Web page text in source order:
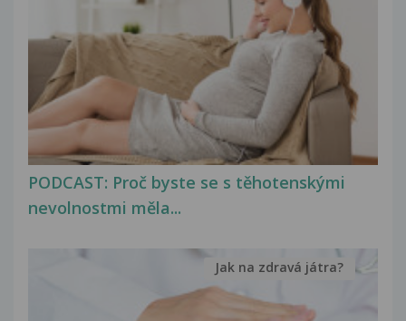
PODCAST: Proč byste se s těhotenskými
nevolnostmi měla...
Jak na zdravá játra?